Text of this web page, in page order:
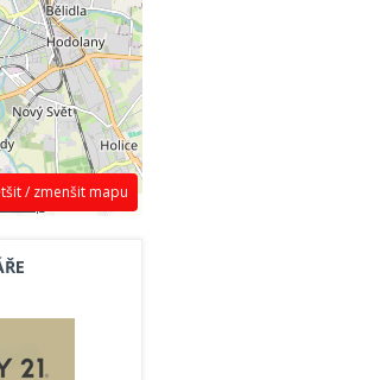
/ zmenšit mapu
contributors.